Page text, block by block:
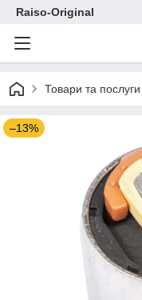
Raiso-Original
Товари та послуги
–13%